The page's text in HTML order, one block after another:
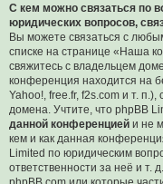
С кем можно связаться по
юридических вопросов,
Вы можете связаться с
списке на странице «Наша
свяжитесь с владельцем
конференция находится на
Yahoo!, free.fr, f2s.com и т.
домена. Учтите, что phpBB
данной конференцией и не
кем и как данная
Limited по юридическим
ответственности за неё и т.